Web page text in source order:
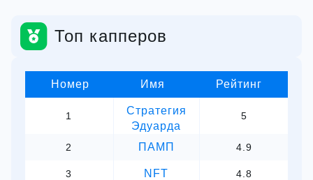
Топ капперов
Номер Имя Рейтинг
1
Стратегия
Эдуарда
5
2 ПАМП 4.9
3 NFT 4.8